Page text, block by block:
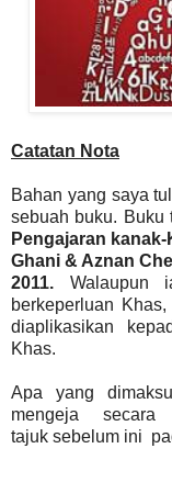
Catatan Nota
Bahan yang saya
sebuah buku. Buku
Pengajaran
Ghani & Aznan
2011. Walaupun
berkeperluan
diaplikasikan
Khas.
Apa yang
mengeja
tajuk sebelum ini